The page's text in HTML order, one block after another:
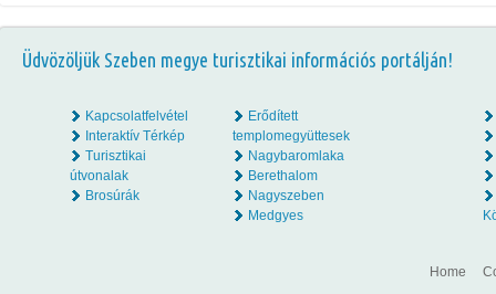
Üdvözöljük Szeben megye turisztikai információs portálján!
Kapcsolatfelvétel
Interaktív Térkép
Turisztikai
útvonalak
Brosúrák
Erődített
templomegyüttesek
Nagybaromlaka
Berethalom
Nagyszeben
Medgyes
Home